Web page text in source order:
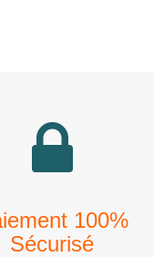
100%
Sécurisé